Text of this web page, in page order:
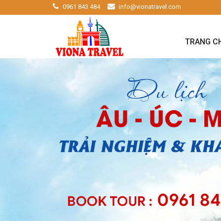
0961 843 484 info@vionatravel.com
TRANG